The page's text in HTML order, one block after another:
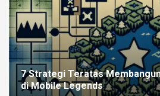
7 Strategi Teratas
di Mobile Legends